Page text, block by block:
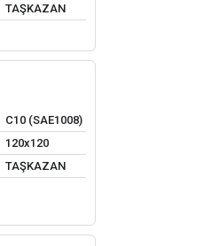
TAŞKAZAN
C10 (SAE1008)
120x120
TAŞKAZAN